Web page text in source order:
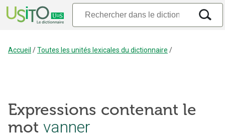
Accueil /Toutes les unités lexicales du dictionnaire /
Expressions contenant le
mot vanner